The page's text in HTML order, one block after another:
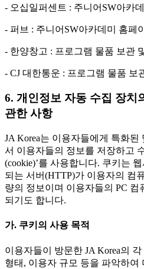
- 오십일퍼센트 : 주니어SW아카
- 퍼브 : 주니어SW아카데미 홈페
- 한양창고 : 프로그램 물품 보관
- CJ 대한통운 : 프로그램 물품 보
6. 개인정보 자동 수집 장치
관한 사항
JA Korea는 이용자들에게 특화
서 이용자들의 정보를 저장하고
(cookie)’를 사용합니다. 쿠키는
되는 서버(HTTP)가 이용자의 컴
량의 정보이며 이용자들의 PC
되기도 합니다.
가. 쿠키의 사용 목적
이용자들이 방문한 JA Korea의
형태, 이용자 규모 등을 파악하여